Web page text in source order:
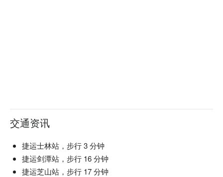
交通资讯
捷运士林站，步行 3 分钟
捷运剑潭站，步行 16 分钟
捷运芝山站，步行 17 分钟